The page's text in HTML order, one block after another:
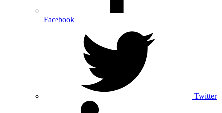
Facebook
Twitter